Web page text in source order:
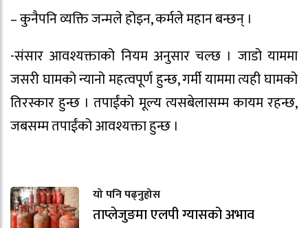
– कुनैपनि व्यक्ति जन्मले होइन, कर्मले महान बन्छन् ।
-संसार आवश्यक्ताको नियम अनुसार चल्छ । जाडो याममा
जसरी घामको न्यानो महत्वपूर्ण हुन्छ, गर्मी याममा त्यही घामको
तिरस्कार हुन्छ । तपाईंको मूल्य त्यसबेलासम्म कायम रहन्छ,
जबसम्म तपाईंको आवश्यक्ता हुन्छ ।
यो पनि पढ्नुहोस
ताप्लेजुङमा एलपी ग्यासको अभाव